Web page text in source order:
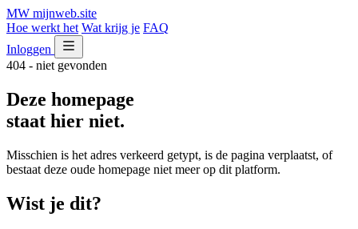
MW mijnweb.site
Hoe werkt het Wat krijg je FAQ
Inloggen
404 - niet gevonden
Deze homepage
staat hier niet.
Misschien is het adres verkeerd getypt, is de pagina verplaatst, of
bestaat deze oude homepage niet meer op dit platform.
Wist je dit?